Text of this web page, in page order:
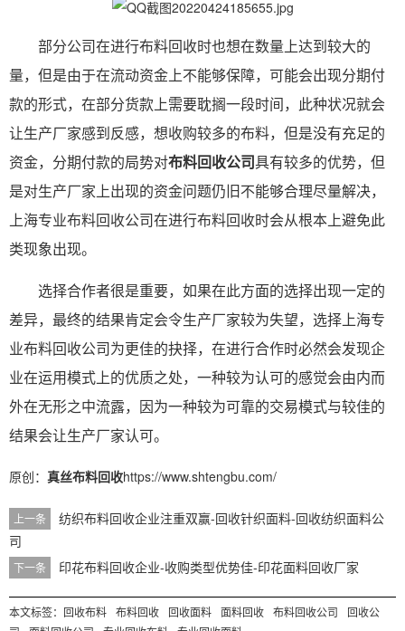
部分公司在进行布料回收时也想在数量上达到较大的
量，但是由于在流动资金上不能够保障，可能会出现分期付
款的形式，在部分货款上需要耽搁一段时间，此种状况就会
让生产厂家感到反感，想收购较多的布料，但是没有充足的
资金，分期付款的局势对布料回收公司具有较多的优势，但
是对生产厂家上出现的资金问题仍旧不能够合理尽量解决，
上海专业布料回收公司在进行布料回收时会从根本上避免此
类现象出现。
选择合作者很是重要，如果在此方面的选择出现一定的
差异，最终的结果肯定会令生产厂家较为失望，选择 上海专
业布料回收公司为更佳的抉择，在进行合作时必然会发现企
业在运用模式上的优质之处，一种较为认可的感觉会由内而
外在无形之中流露，因为一种较为可靠的交易模式与较佳的
结果会让生产厂家认可。
原创： 真丝布料回收https://www.shtengbu.com/
上一条
纺织布料回收企业注重双赢-回收针织面料-回收纺织面料公
司
下一条 印花布料回收企业-收购类型优势佳-印花面料回收厂家
本文标签： 回收布料 布料回收 回收面料 面料回收 布料回收公司
回收公